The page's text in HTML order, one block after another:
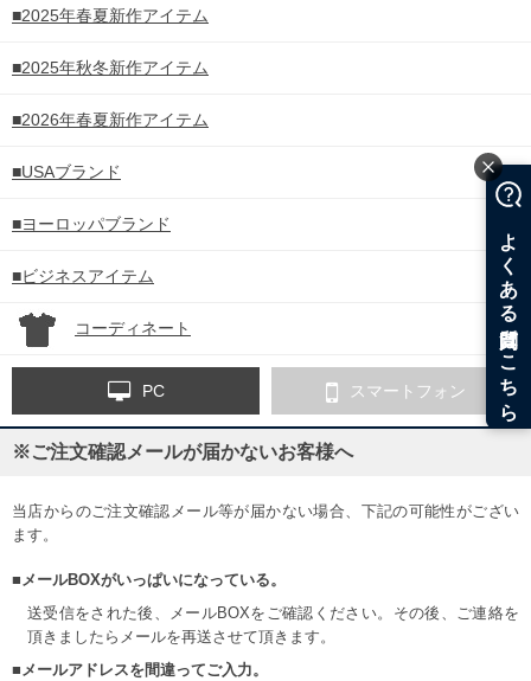
■2025年春夏新作アイテム
■2025年秋冬新作アイテム
■2026年春夏新作アイテム
■USAブランド
■ヨーロッパブランド
■ビジネスアイテム
コーディネート
PC スマートフォン
※ご注文確認メールが届かないお客様へ
当店からのご注文確認メール等が届かない場合、下記の可能性がござい
ます。
■メールBOXがいっぱいになっている。
送受信をされた後、メールBOXをご確認ください。その後、ご連絡を
頂きましたらメールを再送させて頂きます。
■メールアドレスを間違ってご入力。